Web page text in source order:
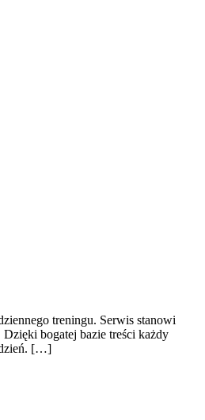
treningu. Serwis stanowi
bogatej bazie treści każdy
dzień. […]